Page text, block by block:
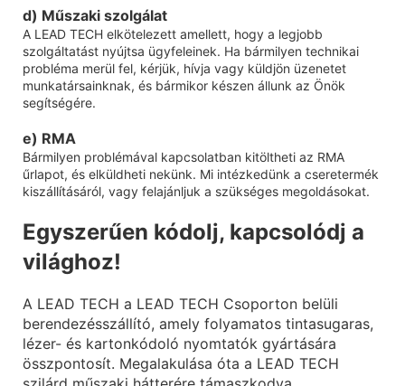
d) Műszaki szolgálat
A LEAD TECH elkötelezett amellett, hogy a legjobb
szolgáltatást nyújtsa ügyfeleinek. Ha bármilyen technikai
probléma merül fel, kérjük, hívja vagy küldjön üzenetet
munkatársainknak, és bármikor készen állunk az Önök
segítségére.
e) RMA
Bármilyen problémával kapcsolatban kitöltheti az RMA
űrlapot, és elküldheti nekünk. Mi intézkedünk a cseretermék
kiszállításáról, vagy felajánljuk a szükséges megoldásokat.
Egyszerűen kódolj, kapcsolódj a
világhoz!
A LEAD TECH a LEAD TECH Csoporton belüli
berendezésszállító, amely folyamatos tintasugaras,
lézer- és kartonkódoló nyomtatók gyártására
összpontosít. Megalakulása óta a LEAD TECH